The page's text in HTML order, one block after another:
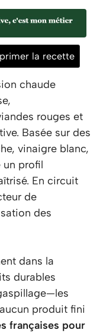
la recette
chaude
rouges et
Basée sur des
vinaigre blanc,
un profil
En circuit
de
des
dans la
durables
produit fini
françaises pour